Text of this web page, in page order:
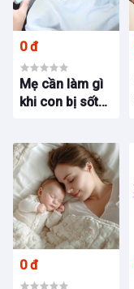
0 đ
Mẹ cần làm gì
khi con bị sốt?
BMT
0 đ